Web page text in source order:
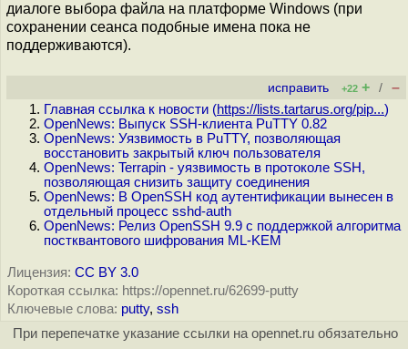
диалоге выбора файла на платформе Windows (при
сохранении сеанса подобные имена пока не
поддерживаются).
исправить +22 + / –
Главная ссылка к новости (https://lists.tartarus.org/pip...)
OpenNews: Выпуск SSH-клиента PuTTY 0.82
OpenNews: Уязвимость в PuTTY, позволяющая
восстановить закрытый ключ пользователя
OpenNews: Terrapin - уязвимость в протоколе SSH,
позволяющая снизить защиту соединения
OpenNews: В OpenSSH код аутентификации вынесен в
отдельный процесс sshd-auth
OpenNews: Релиз OpenSSH 9.9 с поддержкой алгоритма
постквантового шифрования ML-KEM
Лицензия: CC BY 3.0
Короткая ссылка: https://opennet.ru/62699-putty
Ключевые слова: putty, ssh
При перепечатке указание ссылки на opennet.ru обязательно